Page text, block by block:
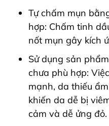
Tự chấm mụn
hợp: Chấm tinh
nốt mụn gây kích
Sử dụng sản
chưa phù hợp:
mạnh, da thiếu
khiến da dễ bị
cảm và dễ ửng đỏ.